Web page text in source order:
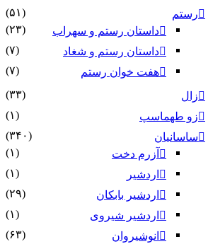
رستم
(۵۱)
داستان رستم و سهراب
(۲۳)
داستان رستم و شغاد
(۷)
هفت خوان رستم‏
(۷)
زال
(۳۳)
زو طهماسپ‏
(۱)
ساسانیان
(۳۴۰)
آزرم دخت
(۱)
اردشیر
(۱)
اردشیر بابکان
(۲۹)
اردشیر شیروی
(۱)
انوشیروان
(۶۳)